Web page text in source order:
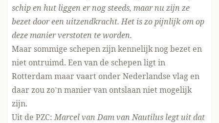
schip en hut liggen er nog steeds, maar nu zijn ze
bezet door een uitzendkracht. Het is zo pijnlijk om op
deze manier verstoten te worden.
Maar sommige schepen zijn kennelijk nog bezet en
niet ontruimd. Een van de schepen ligt in
Rotterdam maar vaart onder Nederlandse vlag en
daar zou zo’n manier van ontslaan niet mogelijk
zijn.
Uit de PZC:Marcel van Dam van Nautilus legt uit dat